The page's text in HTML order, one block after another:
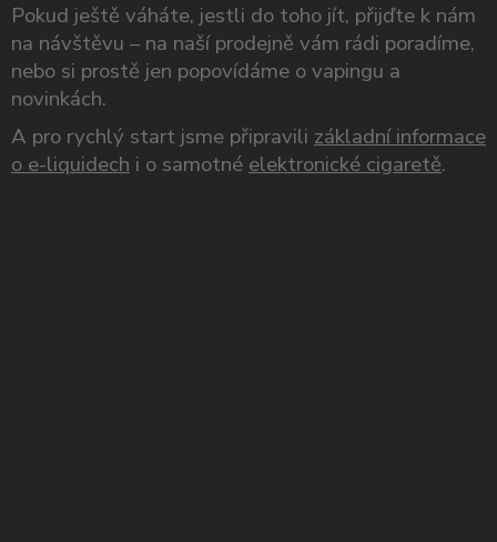
Pokud ještě váháte, jestli do toho jít, přijďte k nám
na návštěvu – na naší prodejně vám rádi poradíme,
nebo si prostě jen popovídáme o vapingu a
novinkách.
A pro rychlý start jsme připravili základní informace
o e-liquidech i o samotné elektronické cigaretě.